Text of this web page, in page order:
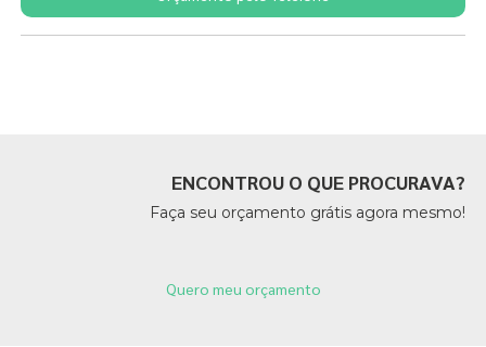
ENCONTROU O QUE PROCURAVA?
Faça seu orçamento grátis agora mesmo!
Quero meu orçamento